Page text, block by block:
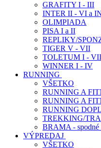
GRAFITY I - III
INTER II - VI a
OLIMPIADA
PISA I a II
REPLIKY/
TIGER V - VII
TOLETUM I - VII
WINNER I - IV
RUNNING
VŠETKO
RUNNING A
RUNNING A
RUNNING
TREKKING/
BRAMA - spodné
VÝPREDAJ
VŠETKO